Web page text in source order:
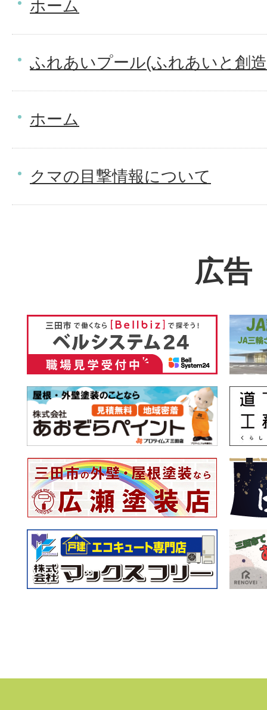
ホーム
ふれあいプール(ふれあいと創
ホーム
クマの目撃情報について
広告